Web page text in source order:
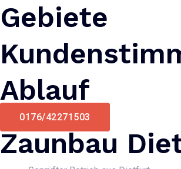
Gebiete
Ablauf
0176/42271503
Zaunbau